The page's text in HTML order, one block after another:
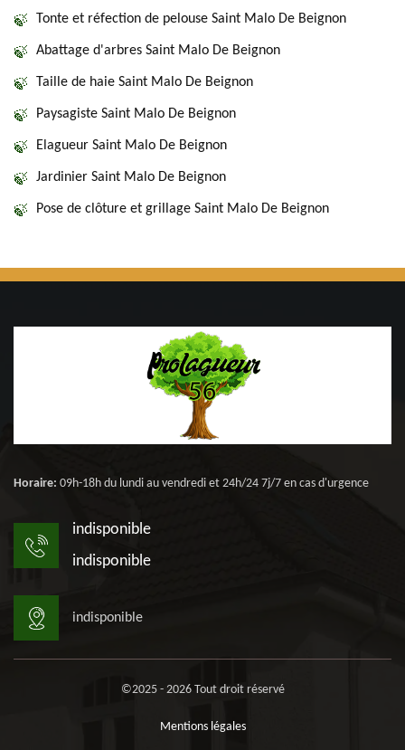
Tonte et réfection de pelouse Saint Malo De Beignon
Abattage d'arbres Saint Malo De Beignon
Taille de haie Saint Malo De Beignon
Paysagiste Saint Malo De Beignon
Elagueur Saint Malo De Beignon
Jardinier Saint Malo De Beignon
Pose de clôture et grillage Saint Malo De Beignon
Horaire: 09h-18h du lundi au vendredi et 24h/24 7j/7 en cas d'urgence
indisponible
indisponible
indisponible
©2025 - 2026 Tout droit réservé
Mentions légales